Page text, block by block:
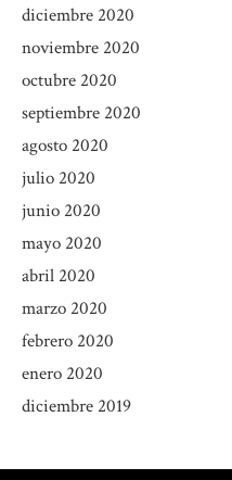
diciembre 2020
noviembre 2020
octubre 2020
septiembre 2020
agosto 2020
julio 2020
junio 2020
mayo 2020
abril 2020
marzo 2020
febrero 2020
enero 2020
diciembre 2019